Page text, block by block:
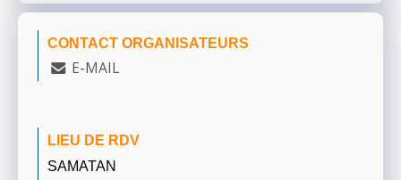
CONTACT ORGANISATEURS
E-MAIL
LIEU DE RDV
SAMATAN